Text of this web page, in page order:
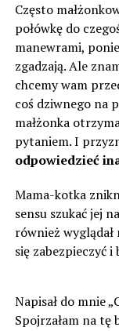
Często
połówkę do
manewrami,
zgadzają. Ale
chcemy wam
coś dziwnego na
małżonka
pytaniem. I
odpowiedzieć
Mama-kotka
sensu szukać jej
również
się zabezpieczyć
Napisał do mnie
Spojrzałam na tę